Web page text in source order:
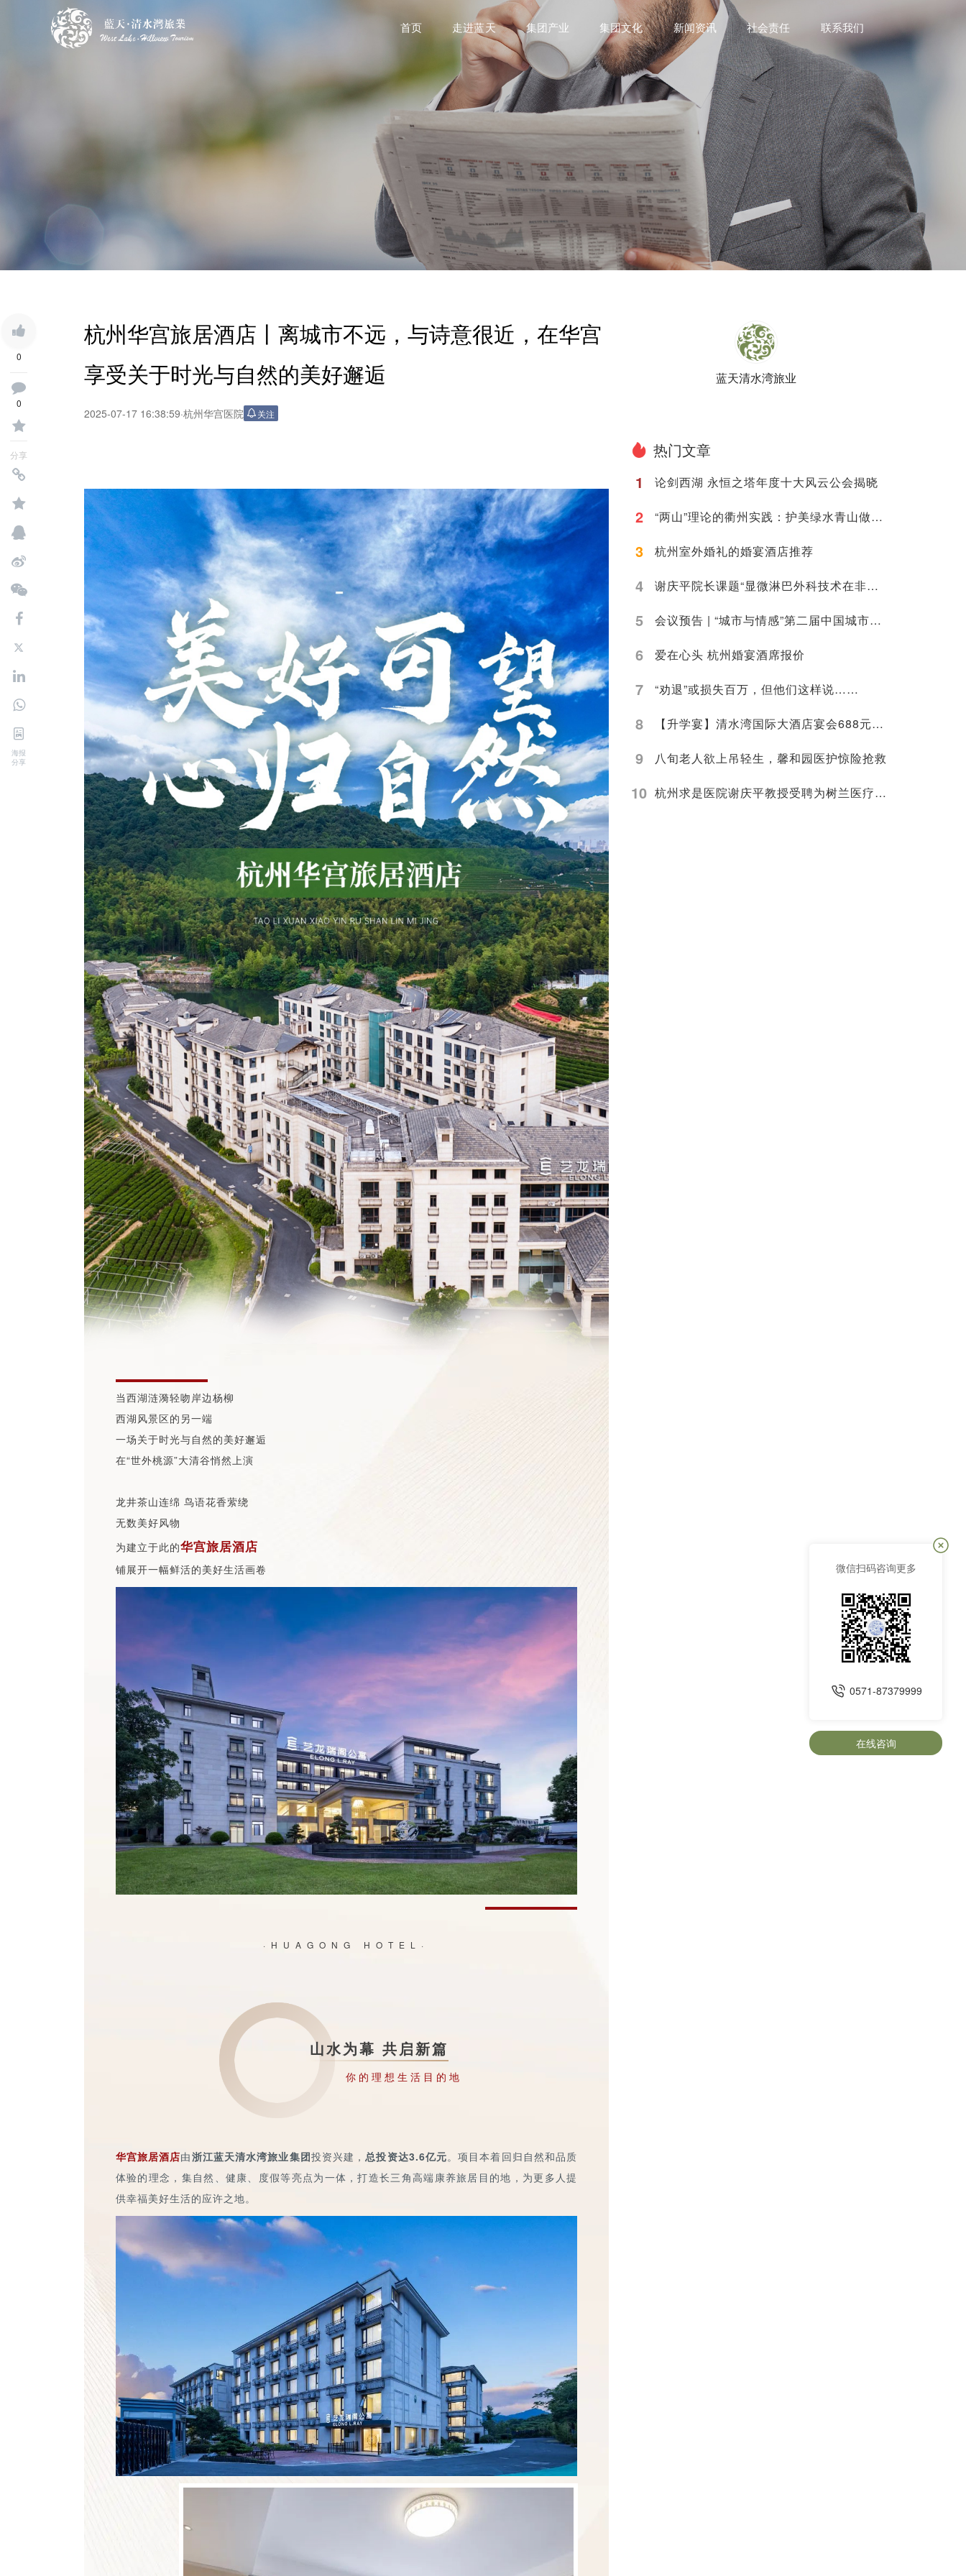
首页 走进蓝天 集团产业 集团文化 新闻资讯 社会责任 联系我们
0
0
分享
海报
分享
杭州华宫旅居酒店丨离城市不远，与诗意很近，在华宫
享受关于时光与自然的美好邂逅
2025-07-17 16:38:59·杭州华宫医院 关注
当西湖涟漪轻吻岸边杨柳
西湖风景区的另一端
一场关于时光与自然的美好邂逅
在“世外桃源”大清谷悄然上演
龙井茶山连绵 鸟语花香萦绕
无数美好风物
为建立于此的华宫旅居酒店
铺展开一幅鲜活的美好生活画卷
·HUAGONG HOTEL·
山水为幕 共启新篇
你的理想生活目的地
华宫旅居酒店由浙江蓝天清水湾旅业集团投资兴建，总投资达3.6亿元。项目本着回归自然和品质
体验的理念，集自然、健康、度假等亮点为一体，打造长三角高端康养旅居目的地，为更多人提
供幸福美好生活的应许之地。
蓝天清水湾旅业
热门文章
1
论剑西湖 永恒之塔年度十大风云公会揭晓
2 “两山”理论的衢州实践：护美绿水青山做大金山银山
3 杭州室外婚礼的婚宴酒店推荐
4 谢庆平院长课题“显微淋巴外科技术在非肢体疾病中的临床应用”于国家卫健培训以及在相关学术期刊发表
5 会议预告 | “城市与情感”第二届中国城市问题（上海）论坛青年论坛
6 爱在心头 杭州婚宴酒席报价
7 “劝退”或损失百万，但他们这样说……
8 【升学宴】清水湾国际大酒店宴会688元起，火热预订中！
9 八旬老人欲上吊轻生，馨和园医护惊险抢救
10 杭州求是医院谢庆平教授受聘为树兰医疗特聘教授！
微信扫码咨询更多
0571-87379999
在线咨询